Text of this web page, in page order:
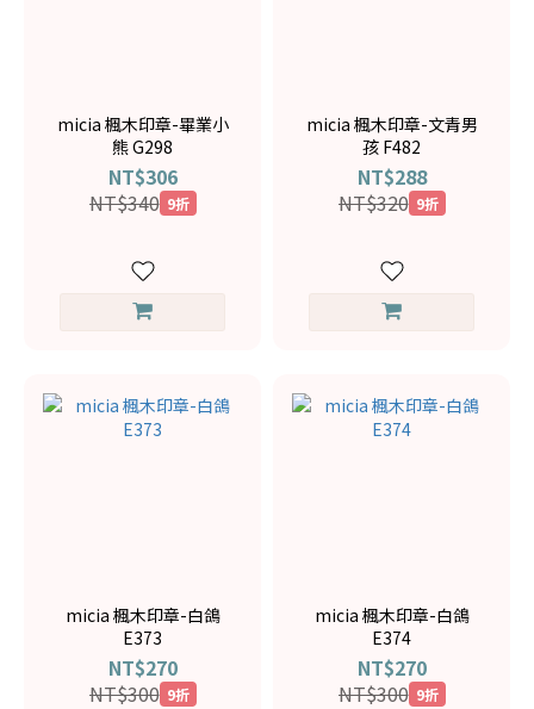
micia 楓木印章-畢業小
熊 G298
NT$306
NT$340 9折
micia 楓木印章-文青男
孩 F482
NT$288
NT$320 9折
micia 楓木印章-白鴿
E373
NT$270
NT$300 9折
micia 楓木印章-白鴿
E374
NT$270
NT$300 9折